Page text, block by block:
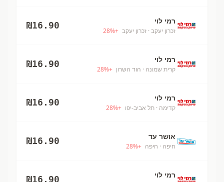
רמי לוי
זכרון יעקב · זכרון יעקב +
28%
₪16.90
רמי לוי
קרית שמונה · הוד השרון +
28%
₪16.90
רמי לוי
קדימה · תל אביב-יפו +
28%
₪16.90
אושר עד
חיפה · חיפה +
28%
₪16.90
רמי לוי ₪16.90